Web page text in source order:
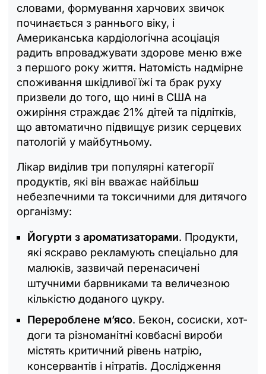
словами, формування харчових звичок
починається з раннього віку, і
Американська кардіологічна асоціація
радить впроваджувати здорове меню вже
з першого року життя. Натомість надмірне
споживання шкідливої їжі та брак руху
призвели до того, що нині в США на
ожиріння страждає 21% дітей та підлітків,
що автоматично підвищує ризик серцевих
патологій у майбутньому.
Лікар виділив три популярні категорії
продуктів, які він вважає найбільш
небезпечними та токсичними для дитячого
організму:
Йогурти з ароматизаторами. Продукти,
які яскраво рекламують спеціально для
малюків, зазвичай перенасичені
штучними барвниками та величезною
кількістю доданого цукру.
Перероблене м’ясо. Бекон, сосиски, хот-
доги та різноманітні ковбасні вироби
містять критичний рівень натрію,
консервантів і нітратів. Дослідження